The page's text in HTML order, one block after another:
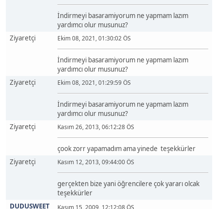
İndirmeyi basaramiyorum ne yapmam lazım
yardımcı olur musunuz?
Ziyaretçi
Ekim 08, 2021, 01:30:02 ÖS
İndirmeyi basaramiyorum ne yapmam lazım
yardımcı olur musunuz?
Ziyaretçi
Ekim 08, 2021, 01:29:59 ÖS
İndirmeyi basaramiyorum ne yapmam lazım
yardımcı olur musunuz?
Ziyaretçi
Kasım 26, 2013, 06:12:28 ÖS
çook zorr yapamadım ama yinede teşekkürler
Ziyaretçi
Kasım 12, 2013, 09:44:00 ÖS
gerçekten bize yani öğrencilere çok yararı olcak
teşekkürler
DUDUSWEET
Kasım 15, 2009, 12:12:08 ÖS